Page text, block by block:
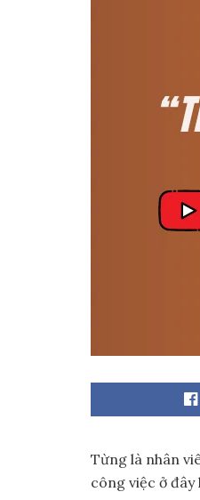
Từng là nhân
công việc ở